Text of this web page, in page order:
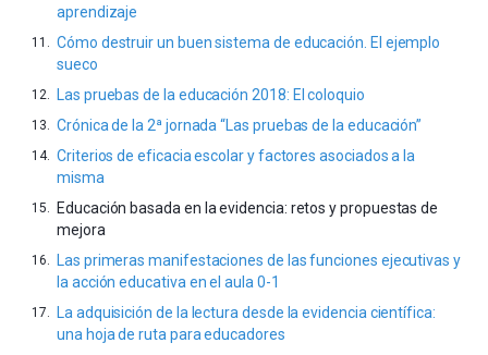
aprendizaje
Cómo destruir un buen sistema de educación. El ejemplo
sueco
Las pruebas de la educación 2018: El coloquio
Crónica de la 2ª jornada “Las pruebas de la educación”
Criterios de eficacia escolar y factores asociados a la
misma
Educación basada en la evidencia: retos y propuestas de
mejora
Las primeras manifestaciones de las funciones ejecutivas y
la acción educativa en el aula 0-1
La adquisición de la lectura desde la evidencia científica:
una hoja de ruta para educadores